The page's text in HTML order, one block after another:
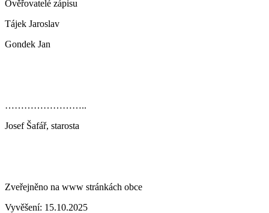
Ověřovatelé zápisu
Tájek Jaroslav
Gondek Jan
……………………..
Josef Šafář, starosta
Zveřejněno na www stránkách obce
Vyvěšení: 15.10.2025